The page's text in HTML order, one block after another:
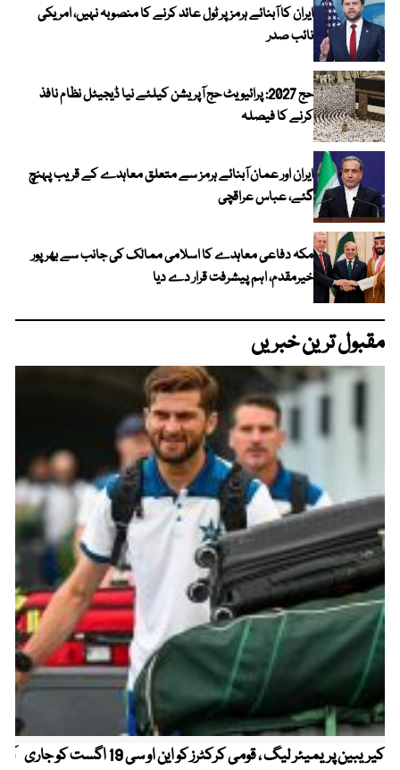
ایران کا آبنائے ہرمز پر ٹول عائد کرنے کا منصوبہ نہیں، امریکی
نائب صدر
حج 2027: پرائیویٹ حج آپریشن کیلئے نیا ڈیجیٹل نظام نافذ
کرنے کا فیصلہ
ایران اور عمان آبنائے ہرمز سے متعلق معاہدے کے قریب پہنچ
گئے، عباس عراقچی
مکہ دفاعی معاہدے کا اسلامی ممالک کی جانب سے بھرپور
خیرمقدم، اہم پیشرفت قرار دے دیا
مقبول ترین خبریں
کیریبین پریمیئر لیگ ، قومی کرکٹرز کو این او سی 19 اگست کو جاری